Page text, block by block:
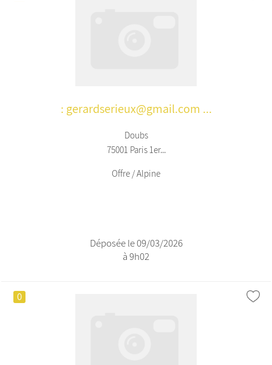
: gerardserieux@gmail.com ...
Doubs
75001 Paris 1er...
Offre / Alpine
Déposée le 09/03/2026
à 9h02
0